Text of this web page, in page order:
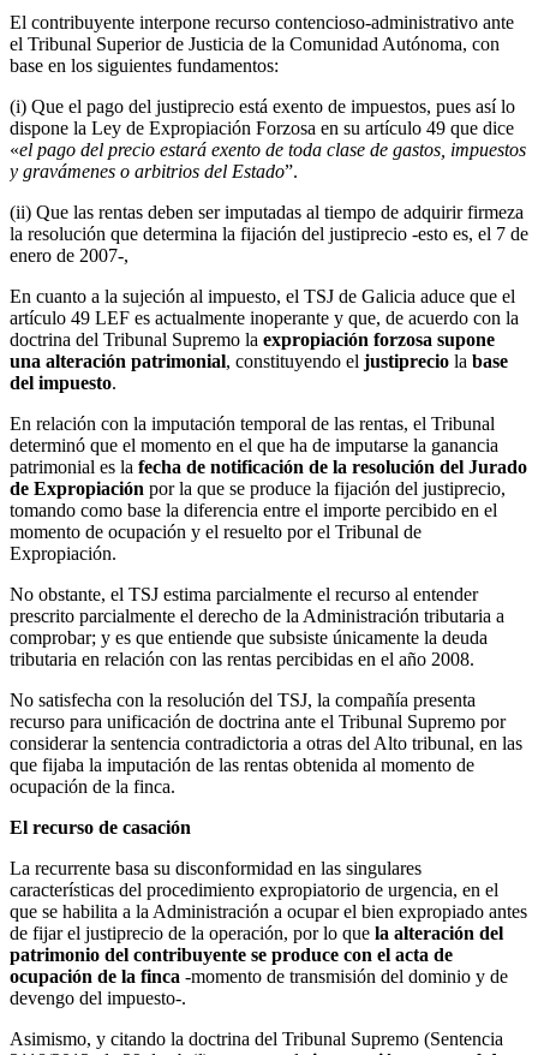
El contribuyente interpone recurso contencioso-administrativo ante
el Tribunal Superior de Justicia de la Comunidad Autónoma, con
base en los siguientes fundamentos:
(i) Que el pago del justiprecio está exento de impuestos, pues así lo
dispone la Ley de Expropiación Forzosa en su artículo 49 que dice
«el pago del precio estará exento de toda clase de gastos, impuestos
y gravámenes o arbitrios del Estado”.
(ii) Que las rentas deben ser imputadas al tiempo de adquirir firmeza
la resolución que determina la fijación del justiprecio -esto es, el 7 de
enero de 2007-,
En cuanto a la sujeción al impuesto, el TSJ de Galicia aduce que el
artículo 49 LEF es actualmente inoperante y que, de acuerdo con la
doctrina del Tribunal Supremo la expropiación forzosa supone
una alteración patrimonial, constituyendo el justiprecio la base
del impuesto.
En relación con la imputación temporal de las rentas, el Tribunal
determinó que el momento en el que ha de imputarse la ganancia
patrimonial es la fecha de notificación de la resolución del Jurado
de Expropiación por la que se produce la fijación del justiprecio,
tomando como base la diferencia entre el importe percibido en el
momento de ocupación y el resuelto por el Tribunal de
Expropiación.
No obstante, el TSJ estima parcialmente el recurso al entender
prescrito parcialmente el derecho de la Administración tributaria a
comprobar; y es que entiende que subsiste únicamente la deuda
tributaria en relación con las rentas percibidas en el año 2008.
No satisfecha con la resolución del TSJ, la compañía presenta
recurso para unificación de doctrina ante el Tribunal Supremo por
considerar la sentencia contradictoria a otras del Alto tribunal, en las
que fijaba la imputación de las rentas obtenida al momento de
ocupación de la finca.
El recurso de casación
La recurrente basa su disconformidad en las singulares
características del procedimiento expropiatorio de urgencia, en el
que se habilita a la Administración a ocupar el bien expropiado antes
de fijar el justiprecio de la operación, por lo que la alteración del
patrimonio del contribuyente se produce con el acta de
ocupación de la finca -momento de transmisión del dominio y de
devengo del impuesto-.
Asimismo, y citando la doctrina del Tribunal Supremo (Sentencia